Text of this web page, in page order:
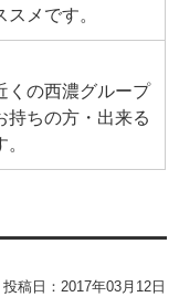
メです。
くの西濃グループ
持ちの方・出来る
投稿日：2017年03月12日